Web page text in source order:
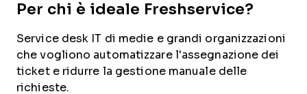
Per chi è ideale Freshservice?
Service desk IT di medie e grandi organizzazioni
che vogliono automatizzare l'assegnazione dei
ticket e ridurre la gestione manuale delle
richieste.